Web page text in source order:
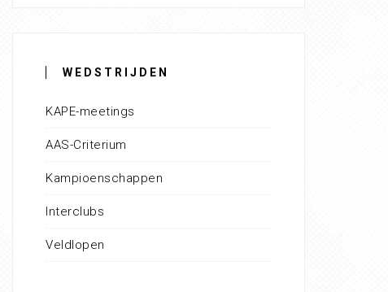
WEDSTRIJDEN
KAPE-meetings
AAS-Criterium
Kampioenschappen
Interclubs
Veldlopen